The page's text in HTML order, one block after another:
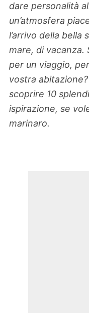
dare personalità
un’atmosfera
l’arrivo della bella
mare, di
per un viaggio,
vostra
scoprire 10
ispirazione, se
marinaro.